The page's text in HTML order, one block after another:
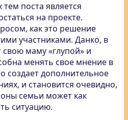
поста является
на проекте.
как это решение
участниками. Данко, в
маму «глупой» и
менять свое мнение в
создает дополнительное
и становится очевидно,
семьи может как
ситуацию.